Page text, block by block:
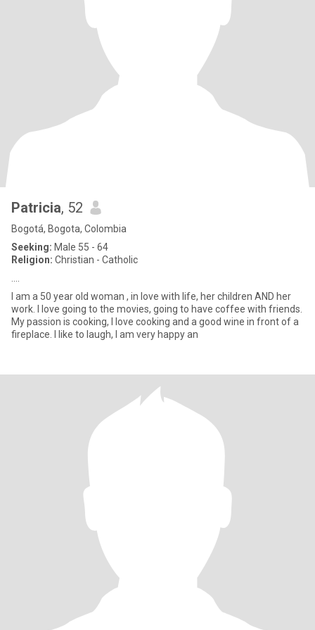
Patricia, 52
Bogotá, Bogota, Colombia
Seeking: Male 55 - 64
Religion: Christian - Catholic
I am a 50 year old woman , in love with life, her children AND her
work. I love going to the movies, going to have coffee with friends.
My passion is cooking, I love cooking and a good wine in front of a
fireplace. I like to laugh, I am very happy an